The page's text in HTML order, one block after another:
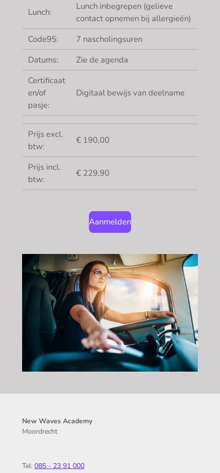
Lunch:
Lunch inbegrepen (gelieve
contact opnemen bij allergieën)
Code95:
7 nascholingsuren
Datums:
Zie de agenda
Certificaat
en/of
pasje:
Digitaal bewijs van deelname
Prijs excl.
btw:
€ 190,00
Prijs incl.
btw:
€ 229,90
Aanmelden
New Waves Academy
Moordrecht
Tel: 085 - 23 91 000